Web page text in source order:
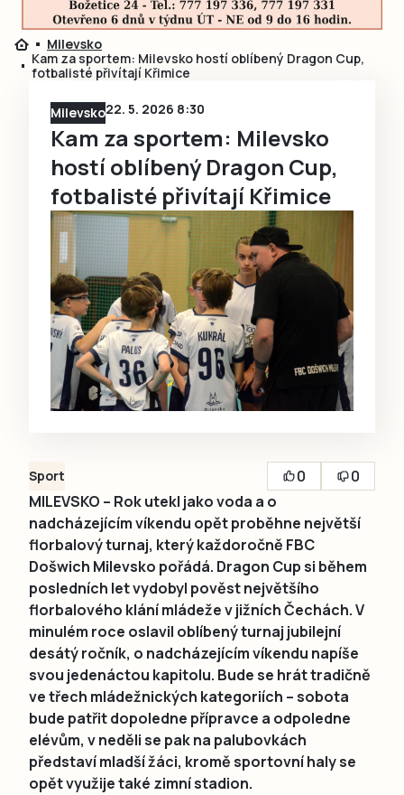
Milevsko
Kam za sportem: Milevsko hostí oblíbený Dragon Cup,
fotbalisté přivítají Křimice
Milevsko22. 5. 2026 8:30
Kam za sportem: Milevsko
hostí oblíbený Dragon Cup,
fotbalisté přivítají Křimice
Sport 0
0
MILEVSKO – Rok utekl jako voda a o
nadcházejícím víkendu opět proběhne největší
florbalový turnaj, který každoročně FBC
Došwich Milevsko pořádá. Dragon Cup si během
posledních let vydobyl pověst největšího
florbalového klání mládeže v jižních Čechách. V
minulém roce oslavil oblíbený turnaj jubilejní
desátý ročník, o nadcházejícím víkendu napíše
svou jedenáctou kapitolu. Bude se hrát tradičně
ve třech mládežnických kategoriích – sobota
bude patřit dopoledne přípravce a odpoledne
elévům, v neděli se pak na palubovkách
představí mladší žáci, kromě sportovní haly se
opět využije také zimní stadion.